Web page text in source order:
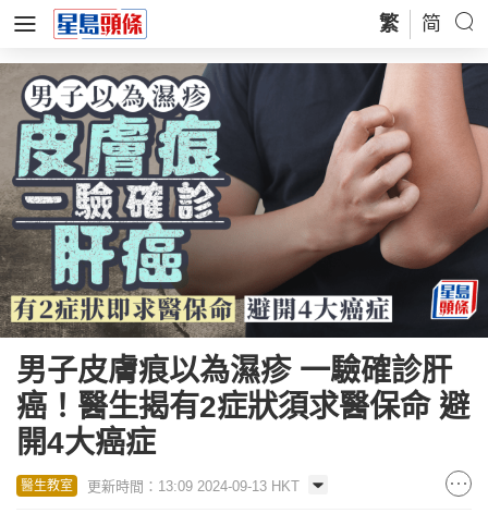
繁 简
男子皮膚痕以為濕疹 一驗確診肝
癌！醫生揭有2症狀須求醫保命 避
開4大癌症
醫生教室 更新時間：13:09 2024-09-13 HKT